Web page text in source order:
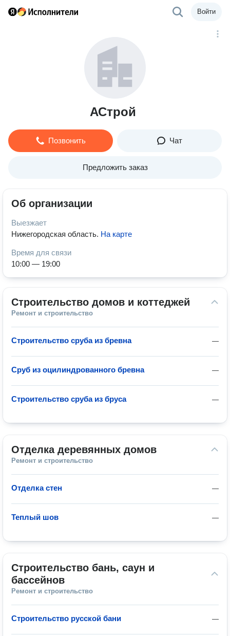
Войти
АСтрой
Позвонить Чат
Предложить заказ
Об организации
Выезжает
Нижегородская область. На карте
Время для связи
10:00 — 19:00
Строительство домов и коттеджей
Ремонт и строительство
—
Строительство сруба из бревна
—
Сруб из оцилиндрованного бревна
—
Строительство сруба из бруса
Отделка деревянных домов
Ремонт и строительство
—
Отделка стен
—
Теплый шов
Строительство бань, саун и
бассейнов
Ремонт и строительство
—
Строительство русской бани